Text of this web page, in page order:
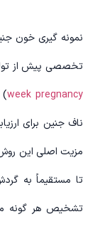
نمونه گیری خون
تخصصی پیش از
week pregnancy
)
ناف جنین برای
مزیت اصلی این
تا مستقیماً به
تشخیص هر گونه